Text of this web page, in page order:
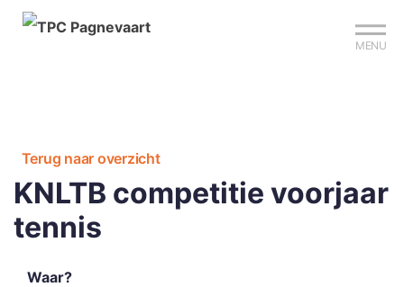
MENU
Terug naar overzicht
KNLTB competitie voorjaar
tennis
Waar?